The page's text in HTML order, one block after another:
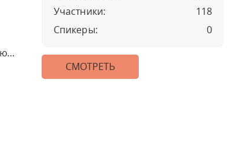
Участники:
118
Спикеры:
0
СМОТРЕТЬ